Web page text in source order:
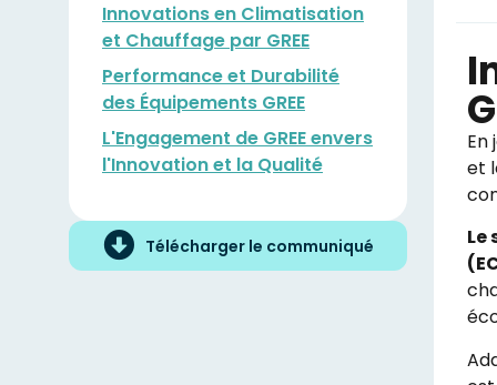
Innovations en Climatisation
et Chauffage par GREE
Performance et Durabilité
des Équipements GREE
L'Engagement de GREE envers
l'Innovation et la Qualité
Télécharger le communiqué
En
et
Le